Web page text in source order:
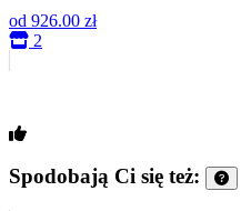
od 926.00 zł
2
Spodobają Ci się też: